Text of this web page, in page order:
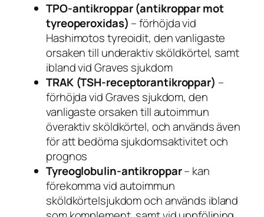
TPO-antikroppar (antikroppar mot
tyreoperoxidas) – förhöjda vid
Hashimotos tyreoidit, den vanligaste
orsaken till underaktiv sköldkörtel, samt
ibland vid Graves sjukdom
TRAK (TSH-receptorantikroppar) –
förhöjda vid Graves sjukdom, den
vanligaste orsaken till autoimmun
överaktiv sköldkörtel, och används även
för att bedöma sjukdomsaktivitet och
prognos
Tyreoglobulin-antikroppar– kan
förekomma vid autoimmun
sköldkörtelsjukdom och används ibland